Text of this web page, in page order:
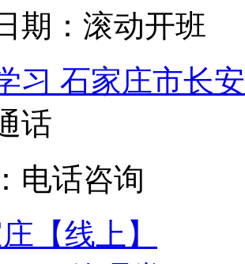
期：滚动开班
习 石家庄市长
话
电话咨询